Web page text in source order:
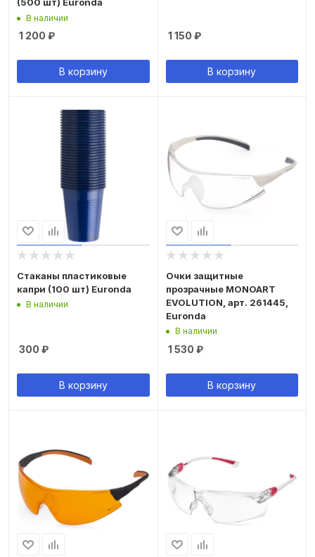
В наличии
1 200 ₽
В корзину
1 150 ₽
В корзину
Стаканы пластиковые
капри (100 шт) Euronda
В наличии
300 ₽
В корзину
Очки защитные
прозрачные MONOART
EVOLUTION, арт. 261445,
Euronda
В наличии
1 530 ₽
В корзину